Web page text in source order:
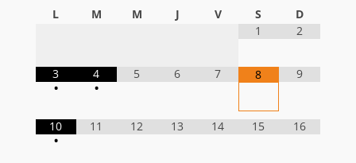
L M M J V S
D
1
2
3
•
4
•
5 6 7 8 9
10
•
11 12 13 14 15 16